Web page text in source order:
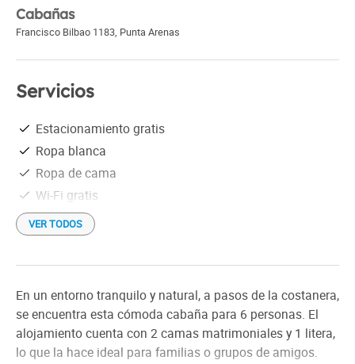
Cabañas
Francisco Bilbao 1183, Punta Arenas
Servicios
Estacionamiento gratis
Ropa blanca
Ropa de cama
Wi-Fi gratis
VER TODOS
En un entorno tranquilo y natural, a pasos de la costanera,
se encuentra esta cómoda cabaña para 6 personas. El
alojamiento cuenta con 2 camas matrimoniales y 1 litera,
lo que la hace ideal para familias o grupos de amigos.